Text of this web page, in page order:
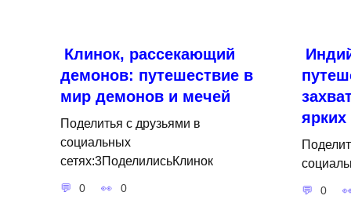
Клинок, рассекающий
демонов: путешествие в
мир демонов и мечей
Поделитья с друзьями в
социальных
сетях:3ПоделилисьКлинок
0 0 0